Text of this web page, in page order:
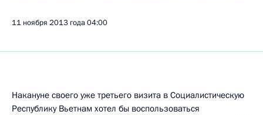
11 ноября 2013 года04:00
Накануне своего уже третьего визита в Социалистическую
Республику Вьетнам хотел бы воспользоваться